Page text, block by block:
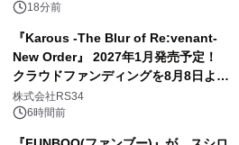
ルアートブック』の発売決定！ 2026
18分前
『Karous -The Blur of Re:venant-
New Order』 2027年1月発売予定！
クラウドファンディングを8月8日より
開始
株式会社RS34
6時間前